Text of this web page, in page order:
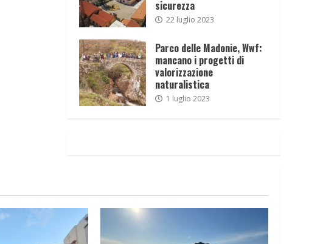
sicurezza
22 luglio 2023
Parco delle Madonie, Wwf:
mancano i progetti di
valorizzazione
naturalistica
1 luglio 2023